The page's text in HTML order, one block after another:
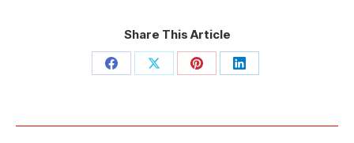
Share This Article
Share Share Share Share